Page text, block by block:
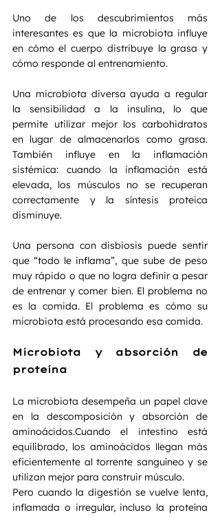
Uno de los descubrimientos más
interesantes es que la microbiota influye
en cómo el cuerpo distribuye la grasa y
cómo responde al entrenamiento.
Una microbiota diversa ayuda a regular
la sensibilidad a la insulina, lo que
permite utilizar mejor los carbohidratos
en lugar de almacenarlos como grasa.
También influye en la inflamación
sistémica: cuando la inflamación está
elevada, los músculos no se recuperan
correctamente y la síntesis proteica
disminuye.
Una persona con disbiosis puede sentir
que “todo le inflama”, que sube de peso
muy rápido o que no logra definir a pesar
de entrenar y comer bien. El problema no
es la comida. El problema es cómo su
microbiota está procesando esa comida.
Microbiota y absorción de
proteína
La microbiota desempeña un papel clave
en la descomposición y absorción de
aminoácidos.Cuando el intestino está
equilibrado, los aminoácidos llegan más
eficientemente al torrente sanguíneo y se
utilizan mejor para construir músculo.
Pero cuando la digestión se vuelve lenta,
inflamada o irregular, incluso la proteína